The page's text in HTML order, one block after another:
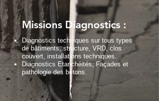
Missions Diagnostics :
Diagnostics techniques sur tous types
de bâtiments, structure, VRD, clos
couvert, installations techniques.
Diagnostics Etanchéités, Façades et
pathologie des bétons.